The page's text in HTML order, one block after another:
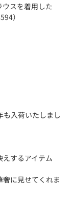
ウスを着用した
）
も入荷いたしまし
するアイテム
に見せてくれま